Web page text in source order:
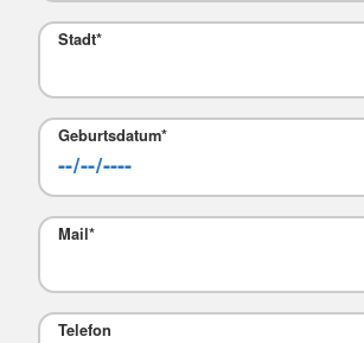
Stadt*
Geburtsdatum*
Mail*
Telefon